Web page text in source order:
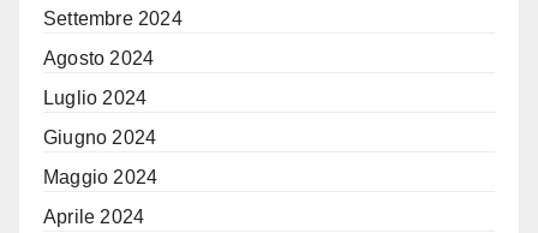
Settembre 2024
Agosto 2024
Luglio 2024
Giugno 2024
Maggio 2024
Aprile 2024